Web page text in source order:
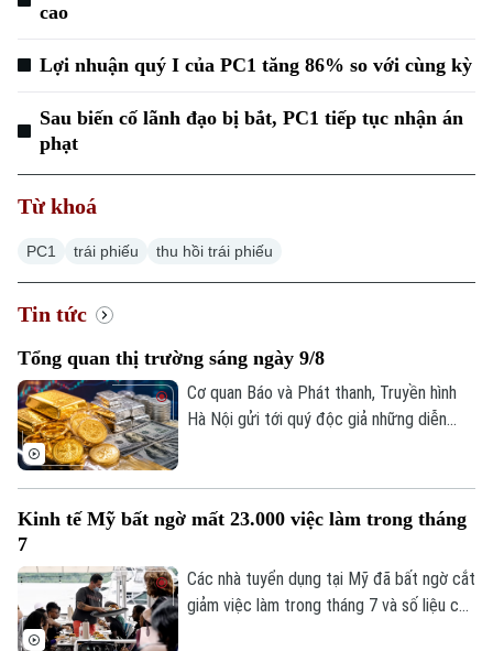
cao
Lợi nhuận quý I của PC1 tăng 86% so với cùng kỳ
Sau biến cố lãnh đạo bị bắt, PC1 tiếp tục nhận án
phạt
Từ khoá
PC1 trái phiếu thu hồi trái phiếu
Tin tức
Tổng quan thị trường sáng ngày 9/8
Cơ quan Báo và Phát thanh, Truyền hình
Hà Nội gửi tới quý độc giả những diễn
Kinh tế Mỹ bất ngờ mất 23.000 việc làm trong tháng
7
Các nhà tuyển dụng tại Mỹ đã bất ngờ cắt
giảm việc làm trong tháng 7 và số liệu của